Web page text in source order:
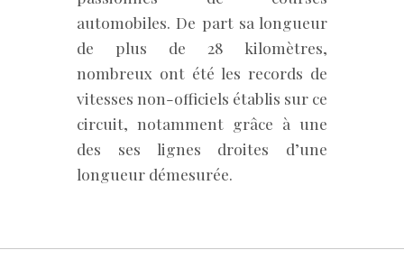
automobiles. De part sa longueur
de plus de 28 kilomètres,
nombreux ont été les records de
vitesses non-officiels établis sur ce
circuit, notamment grâce à une
des ses lignes droites d’une
longueur démesurée.